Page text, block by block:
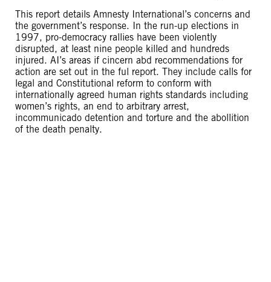
This report details Amnesty International’s concerns and
the government’s response. In the run-up elections in
1997, pro-democracy rallies have been violently
disrupted, at least nine people killed and hundreds
injured. AI’s areas if cincern abd recommendations for
action are set out in the ful report. They include calls for
legal and Constitutional reform to conform with
internationally agreed human rights standards including
women’s rights, an end to arbitrary arrest,
incommunicado detention and torture and the abollition
of the death penalty.